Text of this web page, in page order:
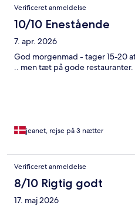
Verificeret anmeldelse
10/10 Enestående
7. apr. 2026
God morgenmad - tager 15-20
.. men tæt på gode restauranter.
jeanet, rejse på 3 nætter
Verificeret anmeldelse
8/10 Rigtig godt
17. maj 2026